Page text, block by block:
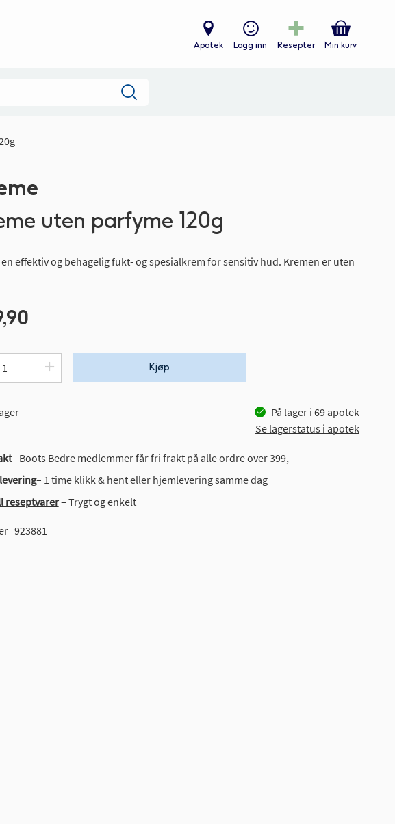
Apotek Logg inn Resepter Min kurv
uten parfyme 120g
en effektiv og behagelig fukt- og spesialkrem for sensitiv hud. Kremen er uten
Kjøp
På lager i 69apotek
Se lagerstatus i apotek
– Boots Bedre medlemmer får fri frakt på alle ordre over 399,-
– 1 time klikk & hent eller hjemlevering samme dag
reseptvarer– Trygt og enkelt
923881